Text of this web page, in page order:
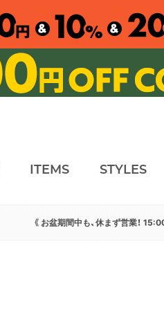
ITEMS STYLES
《 お盆期間中も、休まず営業！